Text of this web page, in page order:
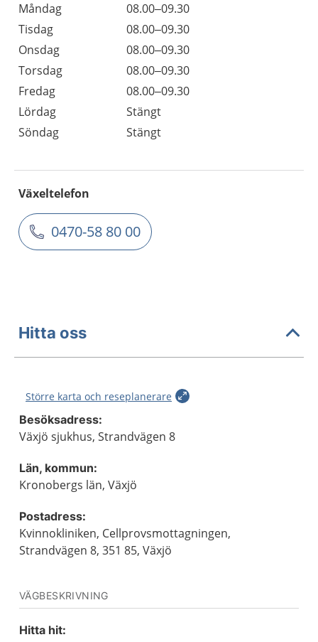
Måndag
08.00–09.30
Tisdag
08.00–09.30
Onsdag
08.00–09.30
Torsdag
08.00–09.30
Fredag
08.00–09.30
Lördag
Stängt
Söndag
Stängt
Växeltelefon
0470-58 80 00
Hitta oss
Större karta och reseplanerare
Besöksadress:
Växjö sjukhus, Strandvägen 8
Län, kommun:
Kronobergs län, Växjö
Postadress:
Kvinnokliniken, Cellprovsmottagningen,
Strandvägen 8, 351 85, Växjö
VÄGBESKRIVNING
Hitta hit: